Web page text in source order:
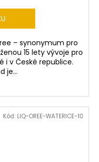
– synonymum pro
15 lety vývoje pro
i v České republice.
je...
Kód: LIQ-OREE-WATERICE-10